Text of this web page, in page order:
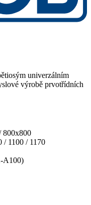
univerzálním
výrobě prvotřídních
800x800
/ 1100 / 1170
A100)